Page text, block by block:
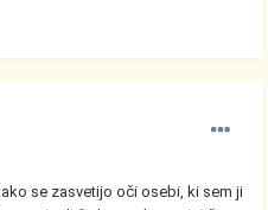
se zasvetijo oči osebi, ki sem ji